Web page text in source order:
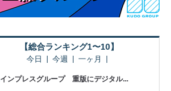
【総合ランキング1〜10】
今日 今週 一ヶ月
インプレスグループ 重版にデジタル...